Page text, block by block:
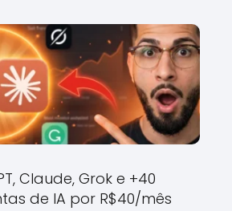
Claude, Grok e +40
de IA por R$40/mês